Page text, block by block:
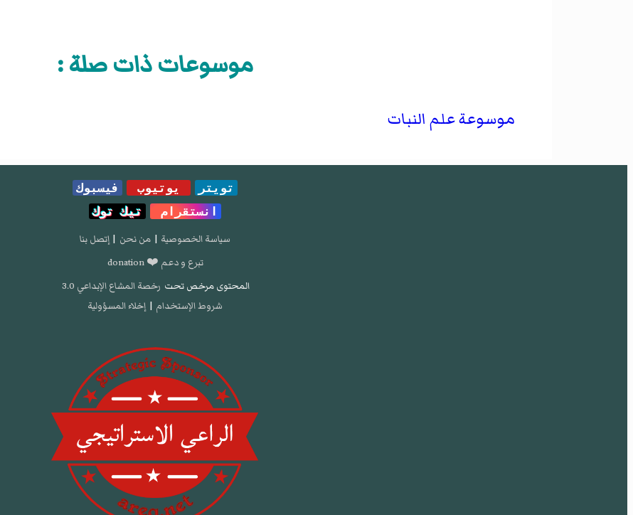
موسوعات ذات صلة :
موسوعة علم النبات
تويتر يوتيوب
فيسبوك
انستقرام
تيك توك
سياسة الخصوصية | من نحن | إتصل بنا
تبرع و دعم ❤️ donation
المحتوى مرخص تحت رخصة المشاع الإبداعي 3.0
شروط الإستخدام | إخلاء المسؤولية